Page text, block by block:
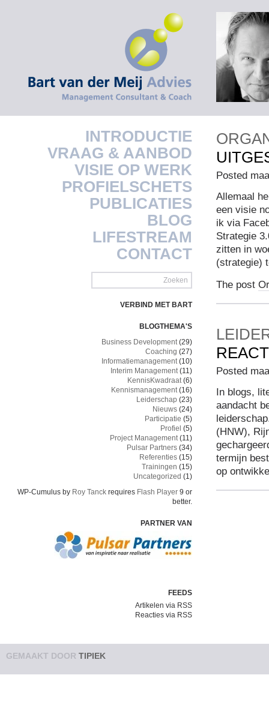
INTRODUCTIE
VRAAG & AANBOD
VISIE OP WERK
PROFIELSCHETS
PUBLICATIES
BLOG
LIFESTREAM
CONTACT
VERBIND MET BART
BLOGTHEMA'S
Business Development(29)
Coaching (27)
Informatiemanagement(10)
Interim Management(11)
KennisKwadraat(6)
Kennismanagement(16)
Leiderschap (23)
Nieuws (24)
Participatie (5)
Profiel (5)
Project Management(11)
Pulsar Partners (34)
Referenties (15)
Trainingen (15)
Uncategorized (1)
WP-Cumulus by Roy Tanck requires Flash Player 9 or
better.
PARTNER VAN
FEEDS
Artikelen via RSS
Reacties via RSS
Posted
Allemaal
een visie
ik via
Strategie
zitten in
(strategie)
The post
Posted
In blogs,
aandacht
(HNW),
termijn
op
GEMAAKT DOOR TIPIEK